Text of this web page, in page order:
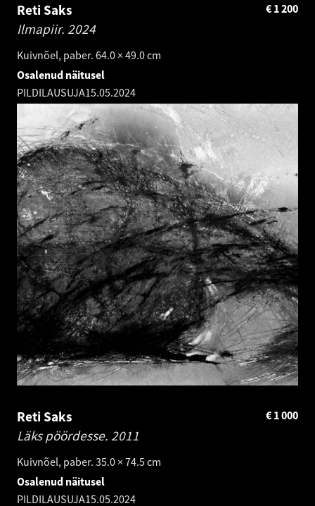
Reti Saks
Ilmapiir. 2024
Kuivnõel, paber. 64.0 × 49.0 cm
1 200
€
Osalenud näitusel
PILDILAUSUJA15.05.2024
Reti Saks
Läks pöördesse. 2011
Kuivnõel, paber. 35.0 × 74.5 cm
1 000
€
Osalenud näitusel
PILDILAUSUJA15.05.2024